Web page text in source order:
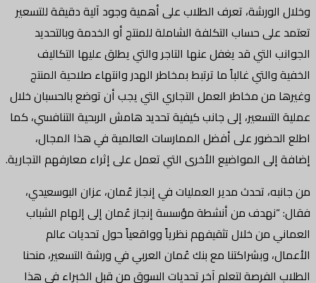
وخلال الورشة، تعرف الطلاب على أهمية وجود آلية دقيقة للتسعير
تعتمد على حساب التكلفة الشاملة للمنتج أو الخدمة وبالتحديد
الجوانب التي قد يغفل عنها التاجر والتي يطلق عليها التكاليف
الخفية والتي غالباً ما ترتبط بمخاطر الهدر وانتهاء صلاحية المنتج
وغيرها من مخاطر العمل التجاري التي يجب أن توضع بالحسبان خلال
عملية التسعير، إلى جانب كيفية تحديد هامش الربحية التنافسي، كما
اطلع الحضور على أفضل الممارسات العالمية في هذا المجال،
إضافة إلى المواضيع الأخرى التي تعمل على إثراء معارفهم التجارية.
من جانبه، تحدث مدير العمليات في إنجاز عُمان، عزان البوسعيدي،
فقال: “نهدف من أنشطة مؤسسة إنجاز عُمان إلى إلهام الشباب
العماني من خلال تثقيفهم نظرياً وواقعياً حول تحديات عالم
الأعمال، وبشراكتنا مع بنك عُمان العربي في ورشة التسعير، منحنا
الطلاب الفرصة لتعلم آخر تحديات السوق من قبل الخبراء في هذا